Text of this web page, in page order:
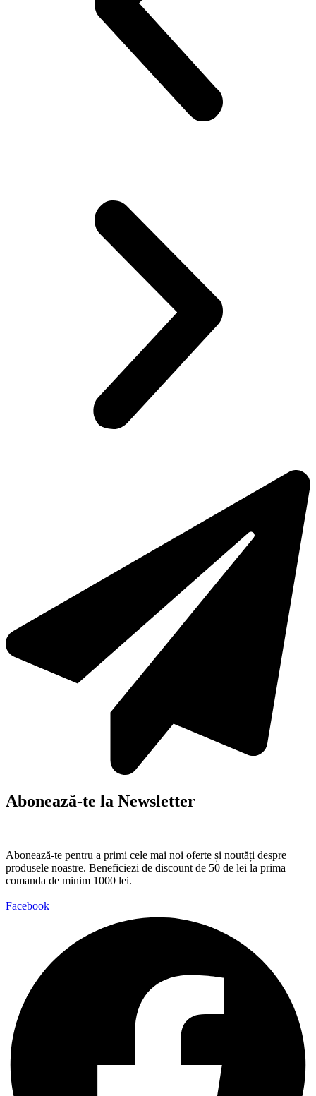
Abonează-te la Newsletter
Abonează-te pentru a primi cele mai noi oferte și noutăți despre
produsele noastre. Beneficiezi de discount de 50 de lei la prima
comanda de minim 1000 lei.
Facebook